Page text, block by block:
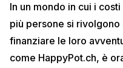
In un mondo in cui i
più persone si rivolgono
finanziare le loro
come HappyPot.ch, è